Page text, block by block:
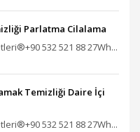
Parlatma Cilalama
532 521 88 27Wh...
Temizliği Daire İçi
532 521 88 27Wh...